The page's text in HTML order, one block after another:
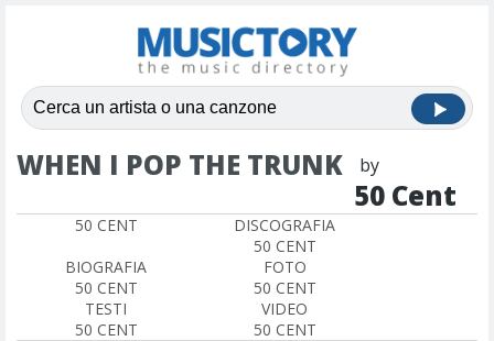
WHEN I POP THE TRUNK by
50 Cent
50 CENT
DISCOGRAFIA
50 CENT
BIOGRAFIA
50 CENT
FOTO
50 CENT
TESTI
50 CENT
VIDEO
50 CENT